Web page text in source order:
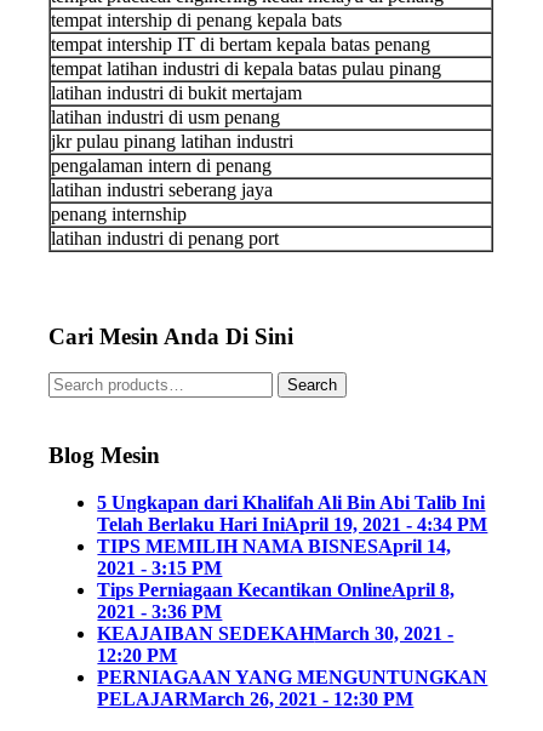
tempat intership di penang kepala bats
tempat intership IT di bertam kepala batas penang
tempat latihan industri di kepala batas pulau pinang
latihan industri di bukit mertajam
latihan industri di usm penang
jkr pulau pinang latihan industri
pengalaman intern di penang
latihan industri seberang jaya
penang internship
latihan industri di penang port
Cari Mesin Anda Di Sini
Search
Blog Mesin
5 Ungkapan dari Khalifah Ali Bin Abi Talib Ini
Telah Berlaku Hari IniApril 19, 2021 - 4:34 PM
TIPS MEMILIH NAMA BISNESApril 14,
2021 - 3:15 PM
Tips Perniagaan Kecantikan OnlineApril 8,
2021 - 3:36 PM
KEAJAIBAN SEDEKAHMarch 30, 2021 -
12:20 PM
PERNIAGAAN YANG MENGUNTUNGKAN
PELAJARMarch 26, 2021 - 12:30 PM